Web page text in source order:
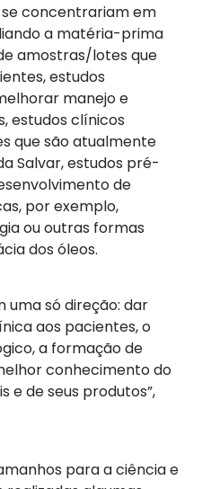
se concentrariam em
a matéria-prima
amostras/lotes que
estudos
manejo e
estudos clínicos
que são atualmente
Salvar, estudos pré-
de
por exemplo,
ou outras formas
dos óleos.
uma só direção: dar
aos pacientes, o
a formação de
conhecimento do
e de seus produtos”,
para a ciência e